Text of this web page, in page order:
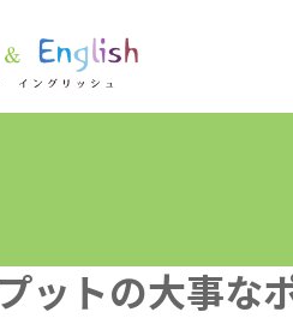
ットの大事な